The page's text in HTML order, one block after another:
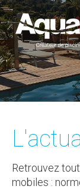
Retrouvez
mobiles :